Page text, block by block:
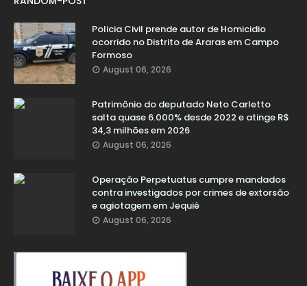
Policia Civil prende autor de Homicidio
ocorrido no Distrito de Araras em Campo
Formoso
August 06, 2026
Patrimônio do deputado Neto Carletto
salta quase 6.000% desde 2022 e atinge R$
34,3 milhões em 2026
August 06, 2026
Operação Perpetuatus cumpre mandados
contra investigados por crimes de extorsão
e agiotagem em Jequié
August 06, 2026